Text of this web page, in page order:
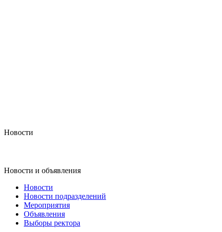
Новости
Новости и объявления
Новости
Новости подразделений
Мероприятия
Объявления
Выборы ректора